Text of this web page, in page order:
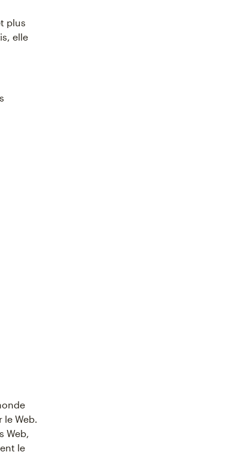
plus
elle
le Web.
Web,
le